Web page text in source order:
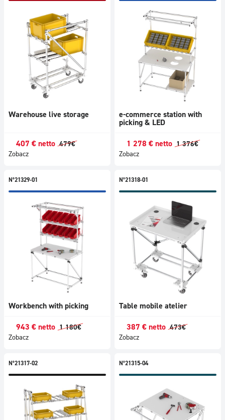
Warehouse live storage
407 € netto 479€
Zobacz
e-commerce station with
picking & LED
1 278 € netto 1 376€
Zobacz
N°21329-01
Workbench with picking
943 € netto 1 180€
Zobacz
N°21318-01
Table mobile atelier
387 € netto 473€
Zobacz
N°21317-02 N°21315-04